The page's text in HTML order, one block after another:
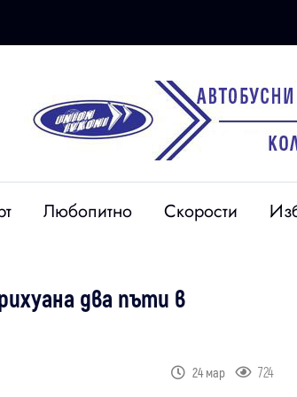
Любопитно Скорости
два пъти в
24 мар 724